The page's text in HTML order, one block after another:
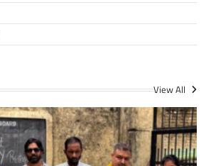
View All